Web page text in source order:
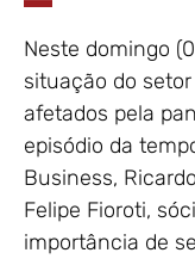
Neste domingo
situação do
afetados pela
episódio da
Business,
Felipe Fioroti,
importância de